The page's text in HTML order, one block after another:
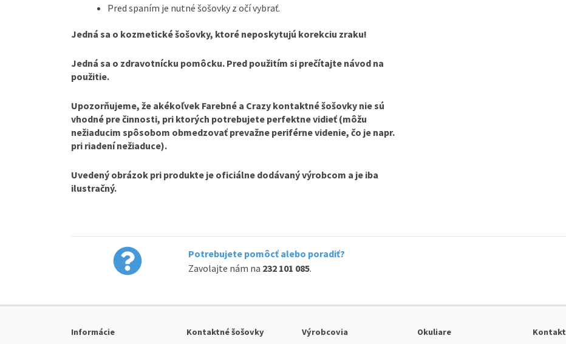
Pred spaním je nutné šošovky z očí vybrať.
Jedná sa o kozmetické šošovky, ktoré neposkytujú korekciu zraku!
Jedná sa o zdravotnícku pomôcku. Pred použitím si prečítajte návod na
použitie.
Upozorňujeme, že akékoľvek Farebné a Crazy kontaktné šošovky nie sú
vhodné pre činnosti, pri ktorých potrebujete perfektne vidieť (môžu
nežiaducim spôsobom obmedzovať prevažne periférne videnie, čo je napr.
pri riadení nežiaduce).
Uvedený obrázok pri produkte je oficiálne dodávaný výrobcom a je iba
ilustračný.
Potrebujete pomôcť alebo poradiť?
Zavolajte nám na 232 101 085.
Informácie
Kontaktné šošovky
Výrobcovia
Okuliare
Kontakt